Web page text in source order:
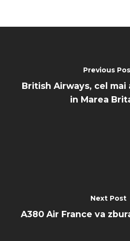
Previous
British Airways, cel mai
in Marea
Next Post
A380 Air France va